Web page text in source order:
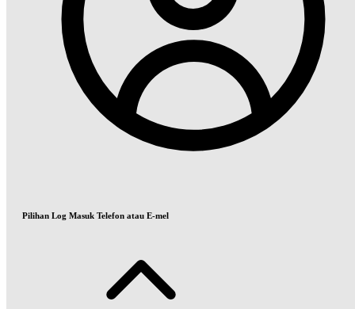
Pilihan Log Masuk Telefon atau E-mel